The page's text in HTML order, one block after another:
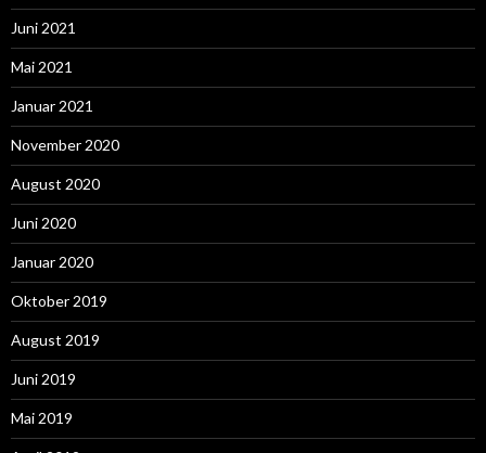
Juni 2021
Mai 2021
Januar 2021
November 2020
August 2020
Juni 2020
Januar 2020
Oktober 2019
August 2019
Juni 2019
Mai 2019